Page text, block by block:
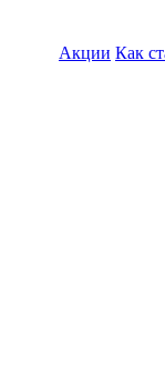
Акции Как